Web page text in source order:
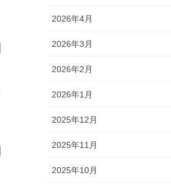
2026年4月
2026年3月
2026年2月
2026年1月
2025年12月
2025年11月
2025年10月